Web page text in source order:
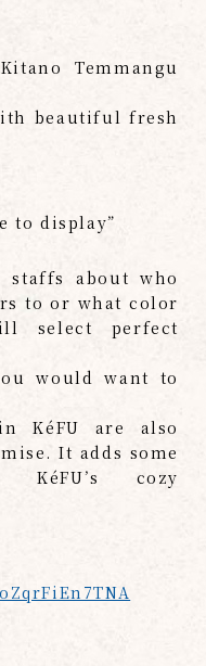
Temmangu
beautiful fresh
to display”
about who
to or what color
select perfect
would want to
KéFU are also
It adds some
cozy